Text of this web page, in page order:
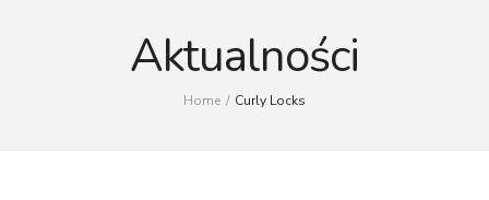
Kontakt
Aktualności
Home / Curly Locks